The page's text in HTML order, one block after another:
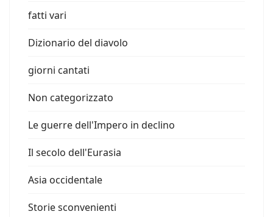
fatti vari
Dizionario del diavolo
giorni cantati
Non categorizzato
Le guerre dell'Impero in declino
Il secolo dell'Eurasia
Asia occidentale
Storie sconvenienti